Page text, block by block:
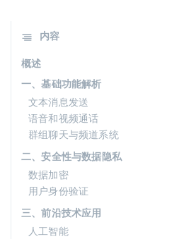
内容
概述
一、基础功能解析
文本消息发送
语音和视频通话
群组聊天与频道系统
二、安全性与数据隐私
数据加密
用户身份验证
三、前沿技术应用
人工智能